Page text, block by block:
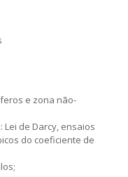
e zona não-
de Darcy, ensaios
do coeficiente de